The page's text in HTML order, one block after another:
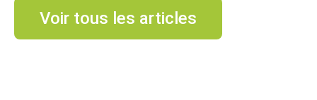
Voir tous les articles